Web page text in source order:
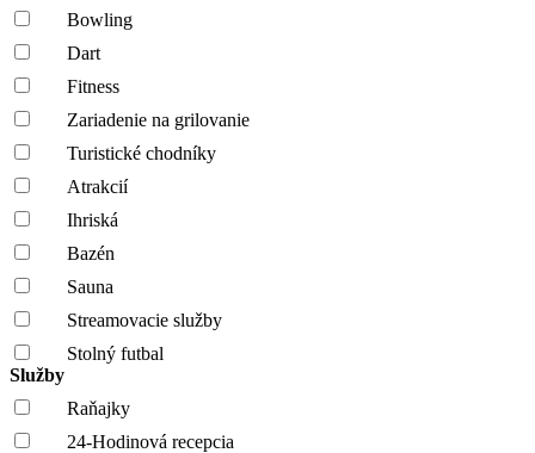
Bowling
Dart
Fitness
Zariadenie na grilovanie
Turistické chodníky
Atrakcií
Ihriská
Bazén
Sauna
Streamovacie služby
Stolný futbal
Služby
Raňajky
24-Hodinová recepcia